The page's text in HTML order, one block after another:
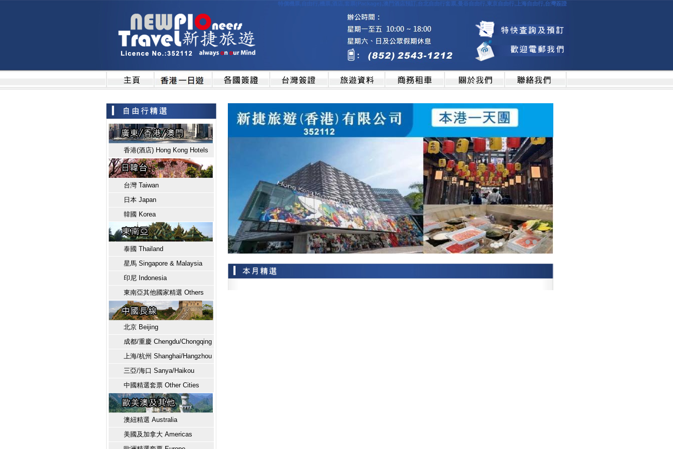
特價機票,自由行,機票,酒店,套票(Package),澳門酒店預訂,台北自由行套票,曼谷自由行,東京自由行,上海自由行,台灣簽證
香港(酒店) Hong Kong Hotels
台灣 Taiwan
日本 Japan
韓國 Korea
泰國 Thailand
星馬 Singapore & Malaysia
印尼 Indonesia
東南亞其他國家精選 Others
北京 Beijing
成都/重慶 Chengdu/Chongqing
上海/杭州 Shanghai/Hangzhou
三亞/海口 Sanya/Haikou
中國精選套票 Other Cities
澳紐精選 Australia
美國及加拿大 Americas